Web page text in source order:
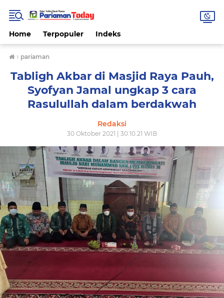
Home Terpopuler Indeks
› pariaman
Tabligh Akbar di Masjid Raya Pauh,
Syofyan Jamal ungkap 3 cara
Rasulullah dalam berdakwah
Redaksi
30 Oktober 2021 | 30.10.21 WIB